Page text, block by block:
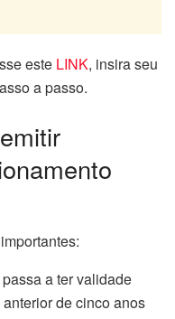
este LINK, insira seu
a passo.
a ter validade
de cinco anos